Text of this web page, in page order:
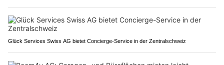
Glück Services Swiss AG bietet Concierge-Service in der Zentralschweiz